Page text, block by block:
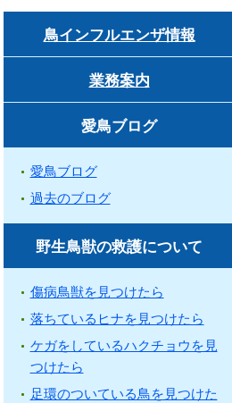
鳥インフルエンザ情報
業務案内
愛鳥ブログ
愛鳥ブログ
過去のブログ
野生鳥獣の救護について
傷病鳥獣を見つけたら
落ちているヒナを見つけたら
ケガをしているハクチョウを見
つけたら
足環のついている鳥を見つけた